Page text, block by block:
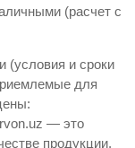
(расчет с
(условия и сроки
для
— это
продукции.